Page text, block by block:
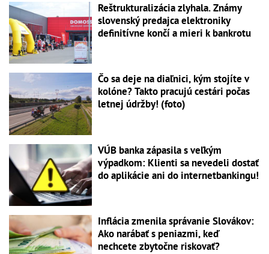
Reštrukturalizácia zlyhala. Známy
slovenský predajca elektroniky
definitívne končí a mieri k bankrotu
Čo sa deje na diaľnici, kým stojíte v
kolóne? Takto pracujú cestári počas
letnej údržby! (foto)
VÚB banka zápasila s veľkým
výpadkom: Klienti sa nevedeli dostať
do aplikácie ani do internetbankingu!
Inflácia zmenila správanie Slovákov:
Ako narábať s peniazmi, keď
nechcete zbytočne riskovať?